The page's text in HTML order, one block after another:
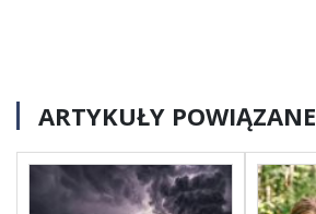
ARTYKUŁY POWIĄZANE